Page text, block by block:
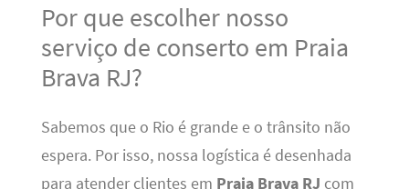
Por que escolher nosso
serviço de conserto em Praia
Brava RJ?
Sabemos que o Rio é grande e o trânsito não
espera. Por isso, nossa logística é desenhada
para atender clientes em Praia Brava RJ com